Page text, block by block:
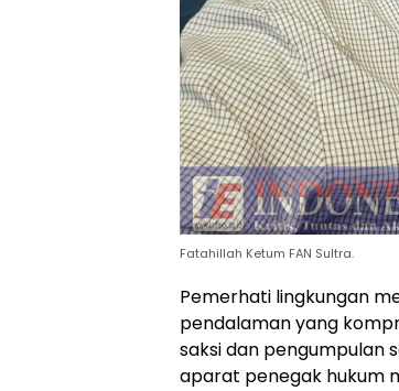
Fatahillah Ketum FAN Sultra.
Pemerhati lingkungan
pendalaman yang
saksi dan pengumpulan
aparat penegak hukum